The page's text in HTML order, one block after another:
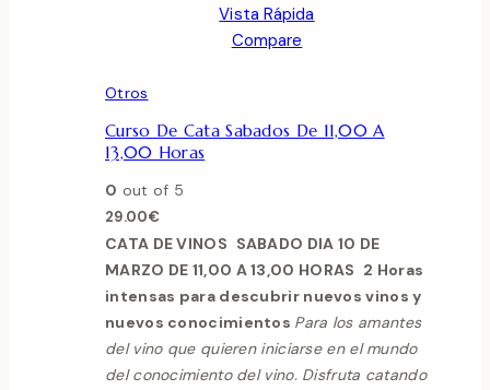
Vista Rápida
Compare
Otros
Curso De Cata Sabados De 11,00 A
13,00 Horas
0 out of 5
29.00€
CATA DE VINOS SABADO DIA 10 DE
MARZO DE 11,00 A 13,00 HORAS 2 Horas
intensas para descubrir nuevos vinos y
nuevos conocimientos Para los amantes
del vino que quieren iniciarse en el mundo
del conocimiento del vino. Disfruta catando